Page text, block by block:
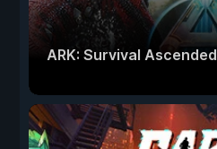
ARK: Survival Ascended